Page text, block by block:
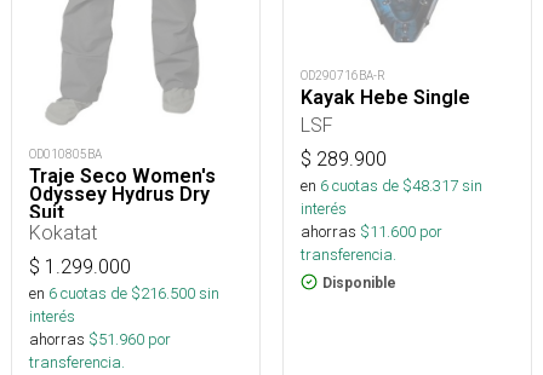
OD010805BA
Traje Seco Women's
Odyssey Hydrus Dry
Suit
Kokatat
$ 1.299.000
en 6cuotas de $216.500sin
interés
ahorras $51.960 por
transferencia.
OD290716BA-R
Kayak Hebe Single
LSF
$ 289.900
en 6cuotas de $48.317sin
interés
ahorras $11.600 por
transferencia.
Disponible